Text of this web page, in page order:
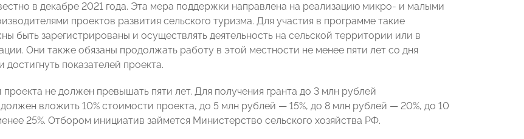
в декабре 2021 года. Эта мера поддержки направлена на реализацию микро- и малыми
проектов развития сельского туризма. Для участия в программе такие
быть зарегистрированы и осуществлять деятельность на сельской территории или в
Они также обязаны продолжать работу в этой местности не менее пяти лет со дня
достигнуть показателей проекта.
не должен превышать пяти лет. Для получения гранта до 3 млн рублей
вложить 10% стоимости проекта, до 5 млн рублей — 15%, до 8 млн рублей — 20%, до 10
25%. Отбором инициатив займется Министерство сельского хозяйства РФ.